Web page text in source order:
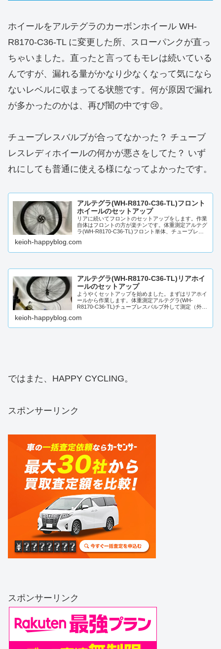
ホイールをアルテグラのカーボンホイール WH-
R8170-C36-TL に変更した所、スローパンクが直っ
ちゃいました。直ったと言ってもモレは続いている
んですが、漏れる量がかなり少なくなって気になら
ないレベルに収まってる状態です。何が原因で漏れ
が多かったのかは、再び闇の中です😢。
チューブレスバルブが合ってなかった？ チューブ
レスレディホイールの何かが悪さをしてた？ いず
れにしても普通に使える様になってよかったです。
アルテグラ(WH-R8170-C36-TL)フロント
ホイールのセットアップ
リアに続いてフロントのセットアップをします。作業
自体はフロントの方が楽チンです。体重測定アルテグ
ラ(WH-R8170-C36-TL)フロント単体、チューブレス
keioh-happyblog.com
アルテグラ(WH-R8170-C36-TL)リアホイ
ールのセットアップ
ようやくセットアップを始めました。まずはリアホイ
ールから作業します。体重測定アルテグラ(WH-
R8170-C36-TL)チューブレスバルブ外して測定（外し
keioh-happyblog.com
ではまた、HAPPY CYCLING。
スポンサーリンク
スポンサーリンク